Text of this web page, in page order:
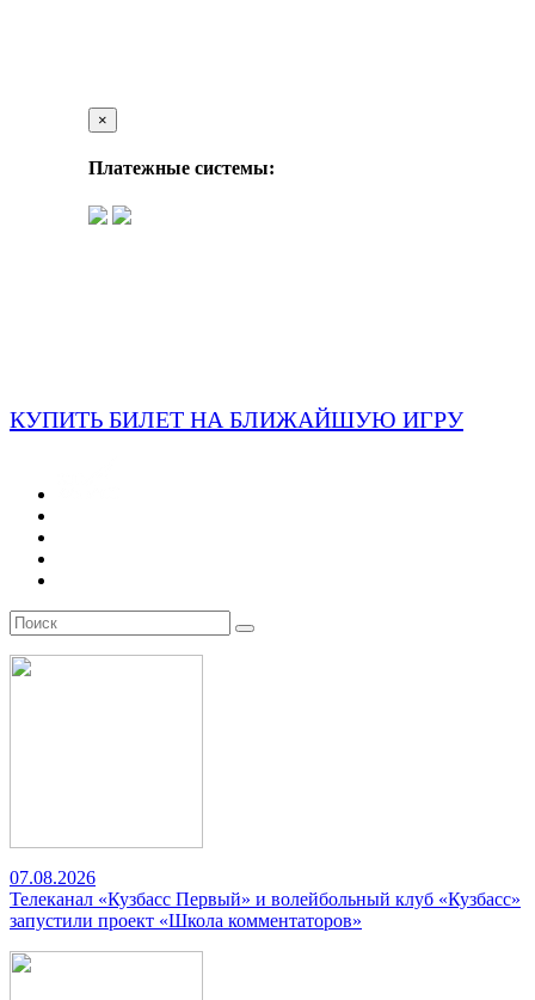
×
Платежные системы:
КУПИТЬ БИЛЕТ НА БЛИЖАЙШУЮ ИГРУ
07.08.2026
Телеканал «Кузбасс Первый» и волейбольный клуб «Кузбасс»
запустили проект «Школа комментаторов»